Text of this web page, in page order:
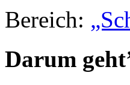
Bereich:
Darum